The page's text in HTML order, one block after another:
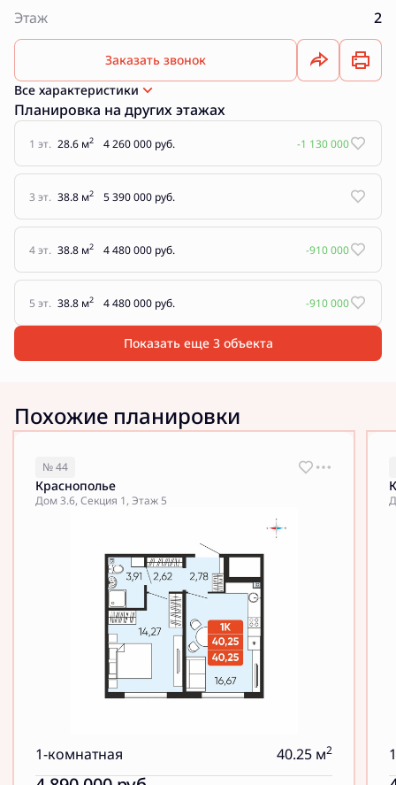
Этаж 2
Заказать звонок
Все характеристики
Планировка на других этажах
1 эт. 28.6 м2 4 260 000 руб. -1 130 000
3 эт. 38.8 м2 5 390 000 руб.
4 эт. 38.8 м2 4 480 000 руб. -910 000
5 эт. 38.8 м2 4 480 000 руб. -910 000
Показать еще 3 объектa
Похожие планировки
№ 44
Краснополье
Дом 3.6, Секция 1, Этаж 5
1-комнатная 40.25 м2